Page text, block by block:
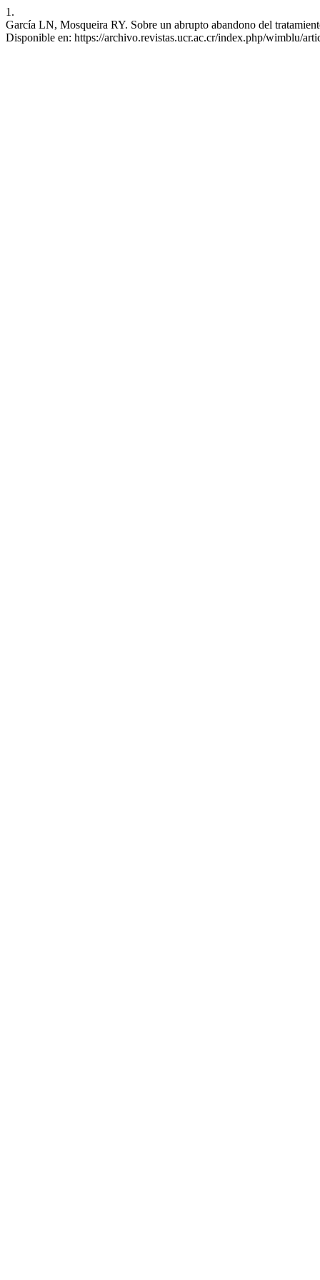
1.
García LN, Mosqueira RY. Sobre un abrupto abandono del
Disponible en: https://archivo.revistas.ucr.ac.cr/index.php/wimblu/